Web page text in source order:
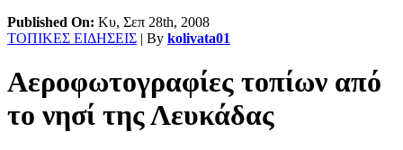
Published On: Κυ, Σεπ 28th, 2008
ΤΟΠΙΚΕΣ ΕΙΔΗΣΕΙΣ | By kolivata01
Αεροφωτογραφίες τοπίων από
το νησί της Λευκάδας